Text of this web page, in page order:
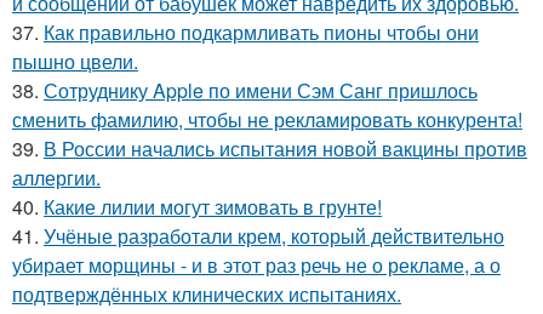
37. Как правильно подкармливать пионы чтобы они
пышно цвели.
38. Сотруднику Apple по имени Сэм Санг пришлось
сменить фамилию, чтобы не рекламировать конкурента!
39. В России начались испытания новой вакцины против
аллергии.
40. Какие лилии могут зимовать в грунте!
41. Учёные разработали крем, который действительно
убирает морщины - и в этот раз речь не о рекламе, а о
подтверждённых клинических испытаниях.